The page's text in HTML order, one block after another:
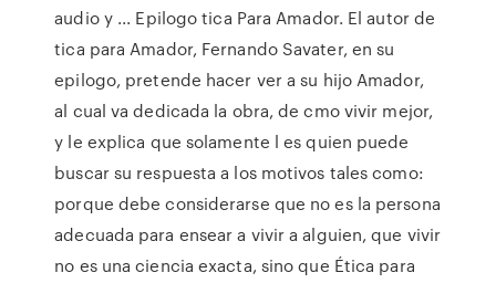
audio y ... Epilogo tica Para Amador. El autor de
tica para Amador, Fernando Savater, en su
epilogo, pretende hacer ver a su hijo Amador,
al cual va dedicada la obra, de cmo vivir mejor,
y le explica que solamente l es quien puede
buscar su respuesta a los motivos tales como:
porque debe considerarse que no es la persona
adecuada para ensear a vivir a alguien, que vivir
no es una ciencia exacta, sino que Ética para